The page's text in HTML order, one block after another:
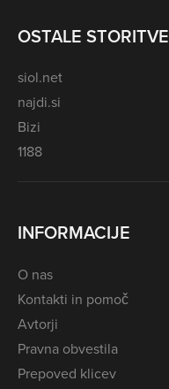
OSTALE STORITVE
siol.net
najdi.si
Bizi
1188
INFORMACIJE
O nas
Kontakti in pomoč
Avtorji
Pravna obvestila
Prepoved klicev